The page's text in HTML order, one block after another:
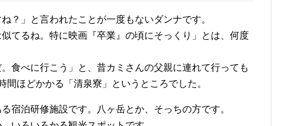
？」と言われたことが一度もないダンナです。
てるね。特に映画『卒業』の頃にそっくり」とは、何度
食べに行こう」と、昔カミさんの父親に連れて行っても
間ほどかかる「清泉寮」というところでした。
宿泊研修施設です。八ヶ岳とか、そっちの方です。